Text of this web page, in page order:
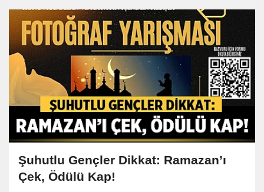
Şuhutlu Gençler Dikkat: Ramazan’ı
Çek, Ödülü Kap!